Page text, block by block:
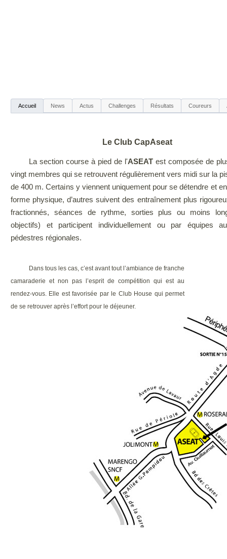
Accueil News Actus Challenges Résultats Coureurs
Le Club CapAseat
La section course à pied de l'ASEAT est composée de
vingt membres qui se retrouvent régulièrement vers midi sur la
de 400 m. Certains y viennent uniquement pour se détendre et
forme physique, d’autres suivent des entraînement plus
fractionnés, séances de rythme, sorties plus ou moins
objectifs) et participent individuellement ou par équipes
pédestres régionales.
Dans tous les cas, c’est avant tout l’ambiance de franche
camaraderie et non pas l’esprit de compétition qui est au
rendez-vous. Elle est favorisée par le Club House qui permet
de se retrouver après l’effort pour le déjeuner.